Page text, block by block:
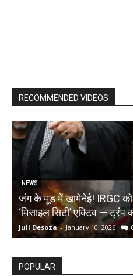
RECOMMENDED VIDEOS
NEWS
जंग के मूड में खामेनेई! IRGC
‘मिसाइल सिटी’ एक्टिव — ट्रंप
Juli Desoza - January 10, 2026
POPULAR